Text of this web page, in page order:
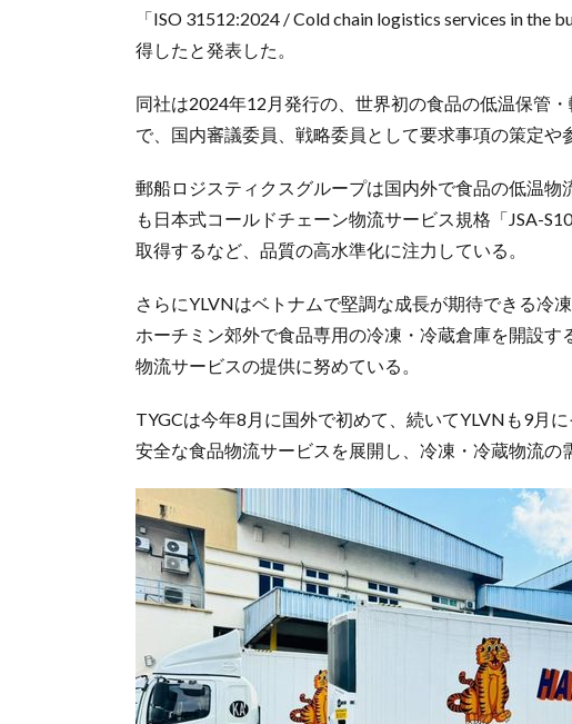
「ISO 31512:2024 / Cold chain logistics services in the
得したと発表した。
同社は2024年12月発行の、世界初の食品の低温保管
で、国内審議委員、戦略委員として要求事項の策定や
郵船ロジスティクスグループは国内外で食品の低温物
も日本式コールドチェーン物流サービス規格「JSA-
取得するなど、品質の高水準化に注力している。
さらにYLVNはベトナムで堅調な成長が期待できる冷
ホーチミン郊外で食品専用の冷凍・冷蔵倉庫を開設
物流サービスの提供に努めている。
TYGCは今年8月に国外で初めて、続いてYLVNも9月
安全な食品物流サービスを展開し、冷凍・冷蔵物流の